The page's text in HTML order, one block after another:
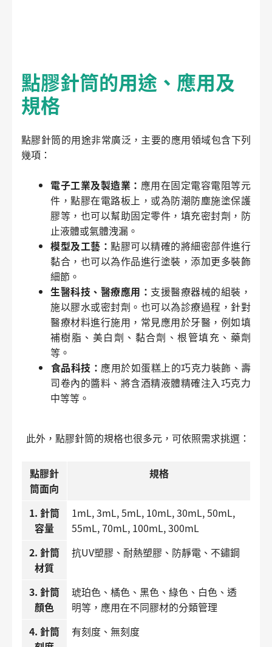
點膠針筒的用途、應用及
規格
點膠針筒的用途非常廣泛，主要的應用領域包含下列
幾項：
電子工業及製造業： 應用在固定電容電阻等元
件，點膠在電路板上，或為防潮防塵施塗保護
膠等，也可以幫助固定零件，填充密封劑，防
止液體或氣體洩漏。
模型及工藝：點膠可以精確的將細密部件進行
黏合，也可以為作品進行塗裝，添加更多裝飾
細節。
生醫科技、醫療應用： 支援醫療器械的組裝，
施以膠水或密封劑。也可以為診療過程，針對
醫療材料進行施用，常見應用於牙醫，例如填
補樹脂、美白劑、黏合劑、根管填充、藥劑
等。
食品科技： 應用於如蛋糕上的巧克力裝飾、壽
司卷內的醬料、將含酒精液體精確注入巧克力
中等等。
此外，點膠針筒的規格也很多元，可依照需求挑選：
點膠針
筒面向
規格
1. 針筒
容量
1mL, 3mL, 5mL, 10mL, 30mL, 50mL,
55mL, 70mL, 100mL, 300mL
2. 針筒
材質
抗UV塑膠、耐熱塑膠、防靜電、不鏽鋼
3. 針筒
顏色
琥珀色、橘色、黑色、綠色、白色、透
明等，應用在不同膠材的分類管理
4. 針筒
有刻度、無刻度